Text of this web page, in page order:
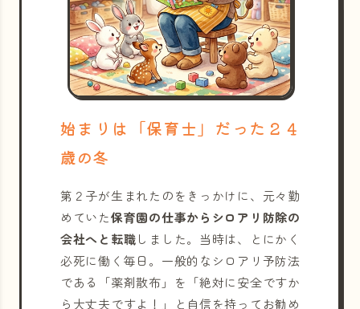
始まりは「保育士」だった２４
歳の冬
第２子が生まれたのをきっかけに、元々勤
めていた保育園の仕事からシロアリ防除の
会社へと転職しました。当時は、とにかく
必死に働く毎日。一般的なシロアリ予防法
である「薬剤散布」を「絶対に安全ですか
ら大丈夫ですよ！」と自信を持ってお勧め